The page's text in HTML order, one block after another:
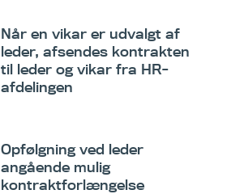
Når en vikar er udvalgt af
leder, afsendes kontrakten
til leder og vikar fra HR-
afdelingen
Opfølgning ved leder
angående mulig
kontraktforlængelse